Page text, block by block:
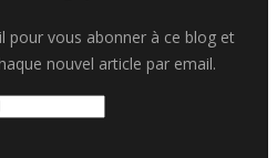
pour vous abonner à ce blog et
nouvel article par email.